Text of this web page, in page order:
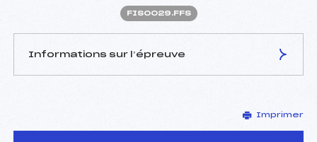
FIS0029.FFS
Informations sur l’épreuve
–
D.T Adjoint :
–
Imprimer